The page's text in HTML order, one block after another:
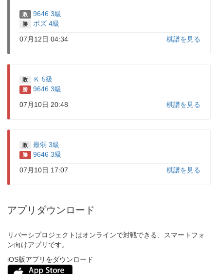
敗 9646 3級
勝
ボズ 4級
棋譜を見る
07月12日 04:34
敗 Ｋ 5級
勝
9646 3級
棋譜を見る
07月10日 20:48
敗 最弱 3級
勝
9646 3級
棋譜を見る
07月10日 17:07
アプリダウンロード
リバーシプロジェクトはオンラインで対戦できる、スマートフォ
ン向けアプリです。
iOS版アプリをダウンロード